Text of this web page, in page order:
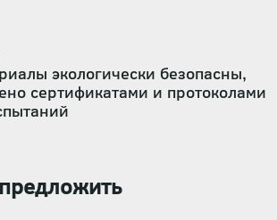
экологически безопасны,
сертификатами и протоколами